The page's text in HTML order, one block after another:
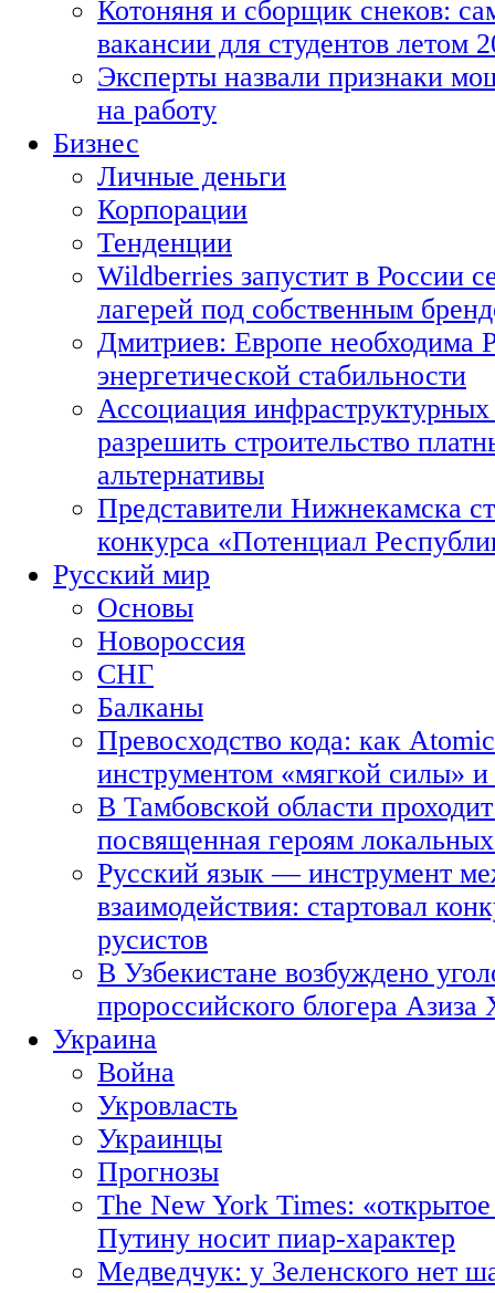
Котоняня и сборщик снеков:
вакансии для студентов летом
Эксперты назвали признаки
на работу
Бизнес
Личные деньги
Корпорации
Тенденции
Wildberries запустит в России
лагерей под собственным
Дмитриев: Европе необходима
энергетической стабильности
Ассоциация
разрешить строительство
альтернативы
Представители Нижнекамска
конкурса «Потенциал
Русский мир
Основы
Новороссия
СНГ
Балканы
Превосходство кода: как
инструментом «мягкой силы» и
В Тамбовской области
посвященная героям
Русский язык — инструмент
взаимодействия: стартовал
русистов
В Узбекистане возбуждено
пророссийского блогера Азиза
Украина
Война
Укровласть
Украинцы
Прогнозы
The New York Times:
Путину носит пиар-характер
Медведчук: у Зеленского нет